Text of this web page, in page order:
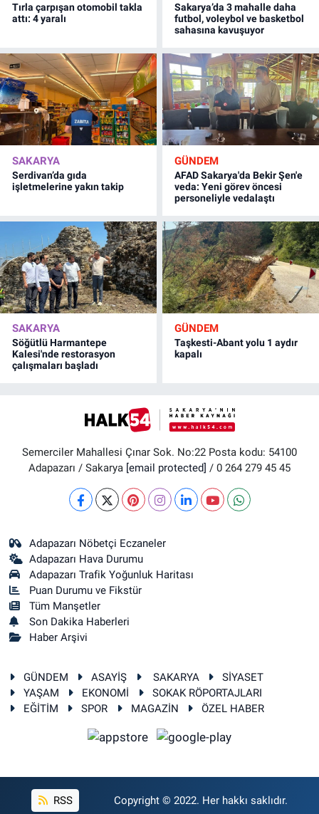
Tırla çarpışan otomobil takla
attı: 4 yaralı
Sakarya’da 3 mahalle daha
futbol, voleybol ve basketbol
sahasına kavuşuyor
SAKARYA
Serdivan’da gıda
işletmelerine yakın takip
GÜNDEM
AFAD Sakarya'da Bekir Şen'e
veda: Yeni görev öncesi
personeliyle vedalaştı
SAKARYA
Söğütlü Harmantepe
Kalesi'nde restorasyon
çalışmaları başladı
GÜNDEM
Taşkesti-Abant yolu 1 aydır
kapalı
Semerciler Mahallesi Çınar Sok. No:22 Posta kodu: 54100
Adapazarı / Sakarya [email protected] / 0 264 279 45 45
Adapazarı Nöbetçi Eczaneler
Adapazarı Hava Durumu
Adapazarı Trafik Yoğunluk Haritası
Puan Durumu ve Fikstür
Tüm Manşetler
Son Dakika Haberleri
Haber Arşivi
GÜNDEM ASAYİŞ SAKARYA
SİYASET
YAŞAM
EKONOMİ
SOKAK RÖPORTAJLARI
EĞİTİM
SPOR MAGAZİN ÖZEL HABER
RSS Copyright © 2022. Her hakkı saklıdır.